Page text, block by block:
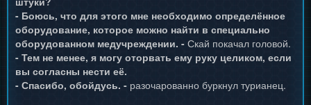
- Боюсь, что для этого мне необходимо определённое
оборудование, которое можно найти в специально
оборудованном медучреждении. - Скай покачал головой.
- Тем не менее, я могу оторвать ему руку целиком, если
вы согласны нести её.
- Спасибо, обойдусь. - разочарованно буркнул турианец.